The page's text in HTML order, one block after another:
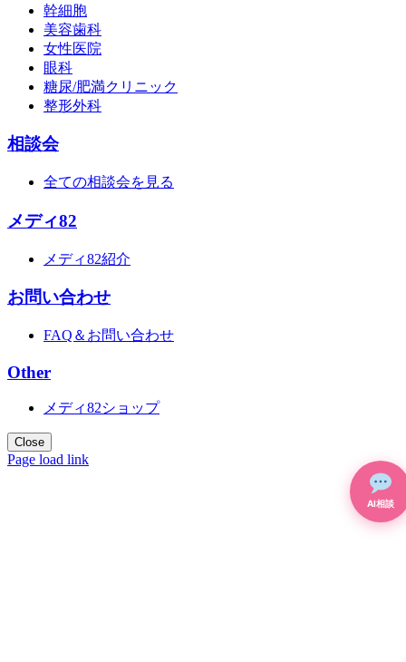
幹細胞
美容歯科
女性医院
眼科
糖尿/肥満クリニック
整形外科
相談会
全ての相談会を見る
メディ82
メディ82紹介
お問い合わせ
FAQ＆お問い合わせ
Other
メディ82ショップ
Close
Page load link
AI相談